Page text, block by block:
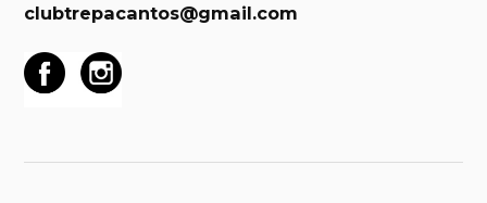
clubtrepacantos@gmail.com